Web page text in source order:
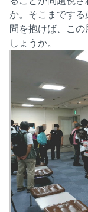
か。そこまです
問を抱けば、こ
しょうか。